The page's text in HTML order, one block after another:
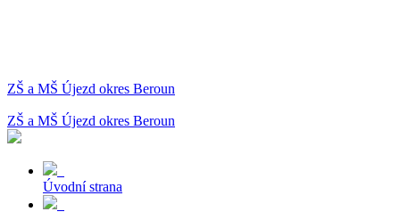
ZŠ a MŠ Újezd okres Beroun
ZŠ a MŠ Újezd okres Beroun
Úvodní strana